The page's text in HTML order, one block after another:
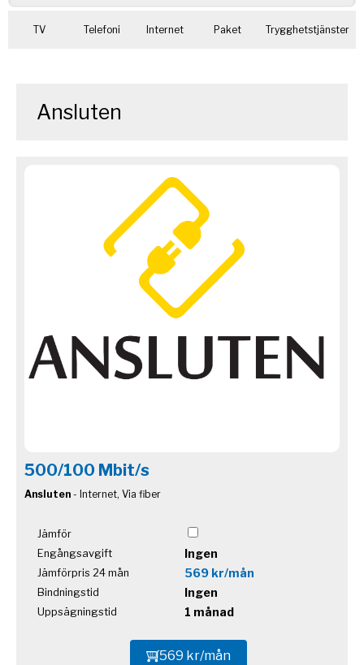
TV Telefoni Internet Paket Trygghetstjänster
Ansluten
500/100 Mbit/s
Ansluten - Internet, Via fiber
Jämför
Engångsavgift
Ingen
Jämförpris 24 mån 569 kr/mån
Bindningstid Ingen
Uppsägningstid 1 månad
569 kr/mån